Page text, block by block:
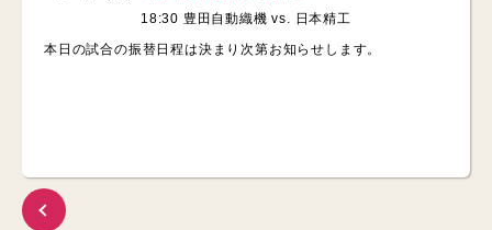
18:30 豊田自動織機 vs. 日本精工
本日の試合の振替日程は決まり次第お知らせします。